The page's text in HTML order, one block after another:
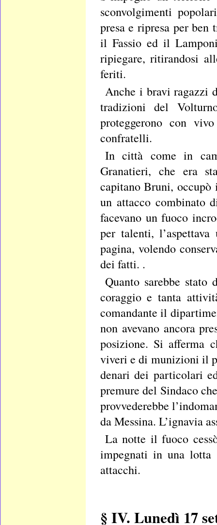
sconvolgimenti
presa e ripresa per ben
il Fassio ed il
ripiegare, ritirandosi
feriti.
Anche i bravi ragazzi
tradizioni del
proteggerono con
confratelli.
In città come in
Granatieri, che era
capitano Bruni, occupò
un attacco combinato
facevano un fuoco
per talenti,
pagina, volendo
dei fatti. .
Quanto sarebbe stato
coraggio e tanta
comandante il
non avevano ancora
posizione. Si afferma
viveri e di munizioni il
denari dei particolari
premure del Sindaco
provvederebbe
da Messina. L’ignavia
La notte il fuoco
impegnati in una lotta
attacchi.
§ IV. Lunedì 17